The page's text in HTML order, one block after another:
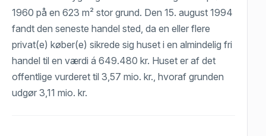
1960 på en 623 m² stor grund. Den 15. august 1994
fandt den seneste handel sted, da en eller flere
privat(e) køber(e) sikrede sig huset i en almindelig fri
handel til en værdi á 649.480 kr. Huset er af det
offentlige vurderet til 3,57 mio. kr., hvoraf grunden
udgør 3,11 mio. kr.